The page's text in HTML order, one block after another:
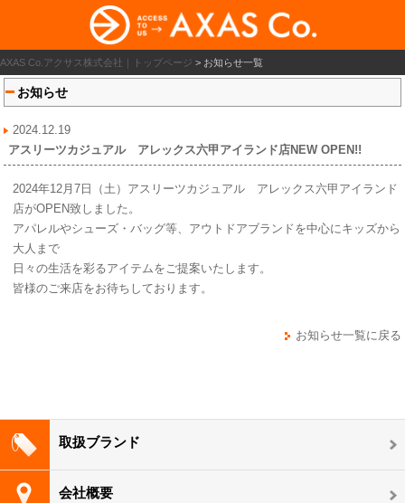
取扱ブランド
会社概要
AXAS Co.アクサス株式会社｜トップページ > お知らせ一覧
お知らせ
2024.12.19
アスリーツカジュアル アレックス六甲アイランド店NEW OPEN!!
2024年12月7日（土）アスリーツカジュアル アレックス六甲アイランド
店がOPEN致しました。
アパレルやシューズ・バッグ等、アウトドアブランドを中心にキッズから
大人まで
日々の生活を彩るアイテムをご提案いたします。
皆様のご来店をお待ちしております。
お知らせ一覧に戻る